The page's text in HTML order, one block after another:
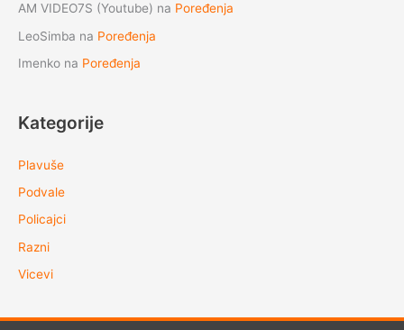
AM VIDEO7S (Youtube) na Poređenja
LeoSimba na Poređenja
Imenko na Poređenja
Kategorije
Plavuše
Podvale
Policajci
Razni
Vicevi